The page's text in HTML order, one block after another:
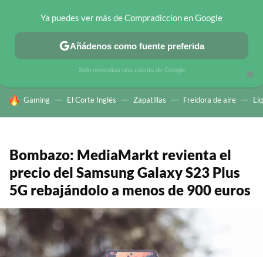
CHOLLOS TELEGRAM OFERTAS EN MÓVILES OFERTAS EN
HOY SE HABLA DE
Gaming El Corte Inglés Zapatillas Freidora de aire
Bombazo: MediaMarkt revienta el
precio del Samsung Galaxy S23 Plus
5G rebajándolo a menos de 900 euros
×
Ya puedes ver más de Compradiccion en Google
Añádenos como fuente preferida
Solo necesitas una cuenta de Google